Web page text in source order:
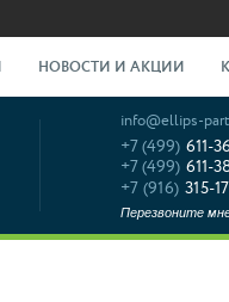
НОВОСТИ И АКЦИИ
info@ellips-
+7 (499) 611-
+7 (499) 611-
+7 (916) 315-
Перезвоните